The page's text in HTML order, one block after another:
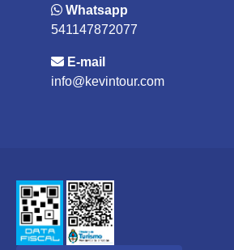
Whatsapp
541147872077
E-mail
info@kevintour.com